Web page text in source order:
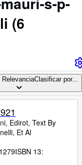
(6
Clasificar por...
Edirot, Text By
Et Al
ISBN 13: